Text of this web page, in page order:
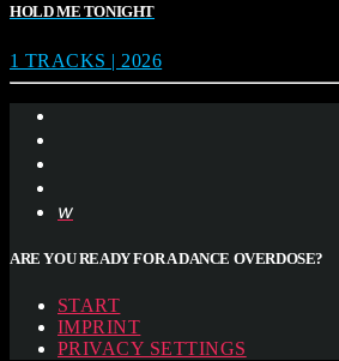
HOLD ME TONIGHT
1 TRACKS | 2026
ARE YOU READY FOR A DANCE OVERDOSE?
START
IMPRINT
PRIVACY SETTINGS